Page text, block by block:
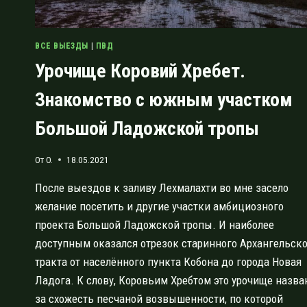
ВСЕ ВЫЕЗДЫ ПВД
Урочище Коровий Хребет.
Знакомство с южным участком
Большой Ладожской тропы
ОтO. 18.05.2021
После выездов к заливу Лехмалахти во мне засело
желание посетить и другие участки амбициозного
проекта Большой Ладожской тропы. И наиболее
доступным оказался отрезок старинного
тракта от населённого пункта Кобона до города Новая
Ладога. К слову, Коровьим Хребтом это урочище
за схожесть песчаной возвышенности, по которой